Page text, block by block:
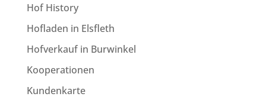
Hof History
Hofladen in Elsfleth
Hofverkauf in Burwinkel
Kooperationen
Kundenkarte